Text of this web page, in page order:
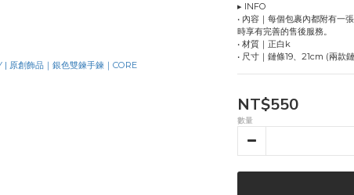
▸ INFO
• 內容｜每個包裹內都附有一
時享有完善的售後服務。
• 材質｜正白k
• 尺寸｜鏈條19、21cm (兩款
NT$550
數量